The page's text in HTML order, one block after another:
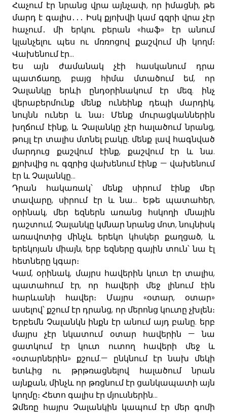
Հաչում էր նրանց վրա այնչափ, որ իմացնի, թե
մարդ է գալիս ․․․ Իսկ քյոխվի կամ գզրի վրա չէր
հաչում․ մի երկու բերան « հաֆ» էր
անում
կլանչելու
պես ու մռռոցով քաշվում մի կողմ։
Վախենում էր...
Ես այն ժամանակ չէի հասկանում
դրա
պատճառը, բայց հիմա մտածում եմ,
որ
Չալանկը
երևի ընդօրինակում էր մեզ.
ինչ
վերաբերմունք
մենք ունեինք դեպի մարդիկ,
նույնն ուներ և նա։ Մենք
մուրացկաններին
խղճում էինք, և Չալանկը չէր հալածում նրանց,
թույլ էր տալիս մտնել բակը. մենք լավ հագնված
մարդուց
քաշվում էինք, քաշվում էր և նա.
քյոխվից ու գզրից վախենում էինք — վախենում
էր և Չալանկը...
Դրան հակառակ՝ մենք սիրում էինք
մեր
տավարը, սիրում էր և նա... Եթե պատահեր,
օրինակ, մեր եզներն առանց հսկողի
մնային
դաշտում, Չալանկը կմնար նրանց մոտ,նույնիսկ
առավոտից
մինչև երեկո կհսկեր քաղցած,
և
երեկոյան միայն, երբ եզները գային տուն՝ նա էլ
հետները կգար։
Կամ,օրինակ, մայրս հավերին կուտ էր տալիս,
պատահում էր, որ հավերի մեջ լինում
էին
հարևանի
հավեր։ Մայրս «օտար, օտար»
ասելով՝ քշում էր դրանց, որ մերոնց կուտը չխլեն։
Երբեմն Չալանկն ինքն էր անում այդ բանը. երբ
մայրս
չէր նկատում օտար հավերին —նա
ցատկում
էր կուտ ուտող հավերի մեջ և
«օտարներին» քշում.— ընկնում էր նախ
մեկի
ետևից
ու թրթռացնելով հալածում
նրան
այնքան, մինչև որ թռցնում էր ցանկապատի այն
կողմը։ Հետո գալիս էր մյուսներին...
Ձմեռը հայրս Չալանկին կապում էր մեր
գոմի